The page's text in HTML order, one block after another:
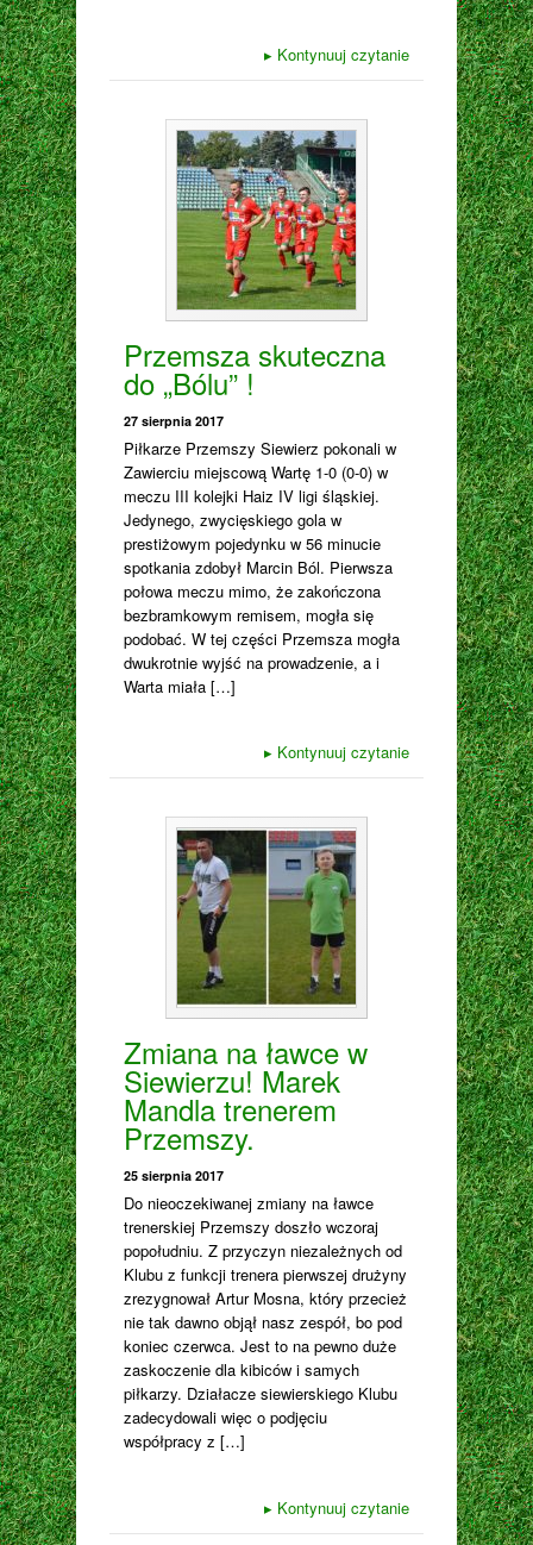
▸ Kontynuuj czytanie
Przemsza skuteczna
do „Bólu” !
27 sierpnia 2017
Piłkarze Przemszy Siewierz pokonali w
Zawierciu miejscową Wartę 1-0 (0-0) w
meczu III kolejki Haiz IV ligi śląskiej.
Jedynego, zwycięskiego gola w
prestiżowym pojedynku w 56 minucie
spotkania zdobył Marcin Ból. Pierwsza
połowa meczu mimo, że zakończona
bezbramkowym remisem, mogła się
podobać. W tej części Przemsza mogła
dwukrotnie wyjść na prowadzenie, a i
Warta miała […]
▸ Kontynuuj czytanie
Zmiana na ławce w
Siewierzu! Marek
Mandla trenerem
Przemszy.
25 sierpnia 2017
Do nieoczekiwanej zmiany na ławce
trenerskiej Przemszy doszło wczoraj
popołudniu. Z przyczyn niezależnych od
Klubu z funkcji trenera pierwszej drużyny
zrezygnował Artur Mosna, który przecież
nie tak dawno objął nasz zespół, bo pod
koniec czerwca. Jest to na pewno duże
zaskoczenie dla kibiców i samych
piłkarzy. Działacze siewierskiego Klubu
zadecydowali więc o podjęciu
współpracy z […]
▸ Kontynuuj czytanie